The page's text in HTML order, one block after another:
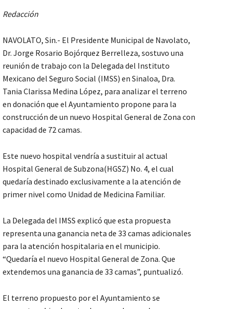
Redacción
NAVOLATO, Sin.- El Presidente Municipal de Navolato,
Dr. Jorge Rosario Bojórquez Berrelleza, sostuvo una
reunión de trabajo con la Delegada del Instituto
Mexicano del Seguro Social (IMSS) en Sinaloa, Dra.
Tania Clarissa Medina López, para analizar el terreno
en donación que el Ayuntamiento propone para la
construcción de un nuevo Hospital General de Zona con
capacidad de 72 camas.
Este nuevo hospital vendría a sustituir al actual
Hospital General de Subzona(HGSZ) No. 4, el cual
quedaría destinado exclusivamente a la atención de
primer nivel como Unidad de Medicina Familiar.
La Delegada del IMSS explicó que esta propuesta
representa una ganancia neta de 33 camas adicionales
para la atención hospitalaria en el municipio.
“Quedaría el nuevo Hospital General de Zona. Que
extendemos una ganancia de 33 camas”, puntualizó.
El terreno propuesto por el Ayuntamiento se